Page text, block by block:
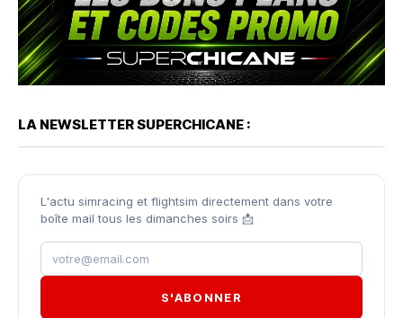
LA NEWSLETTER SUPERCHICANE :
L'actu simracing et flightsim directement dans votre
boîte mail tous les dimanches soirs 📩
S'ABONNER